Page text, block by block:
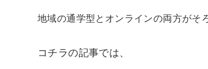
地域の通学型とオンラインの両方がそ
コチラの記事では、